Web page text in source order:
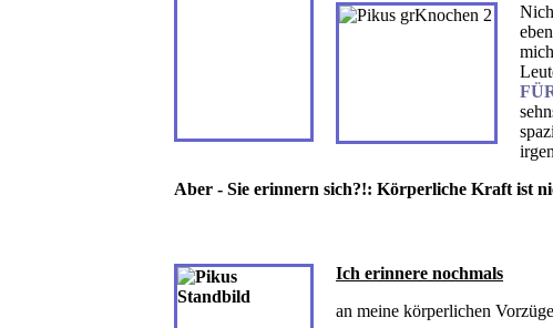
Aber - Sie erinnern sich?!: Körperliche Kraft ist
Ich erinnere nochmals
an meine körperlichen